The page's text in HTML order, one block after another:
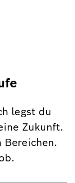
legst du
Zukunft.
Bereichen.